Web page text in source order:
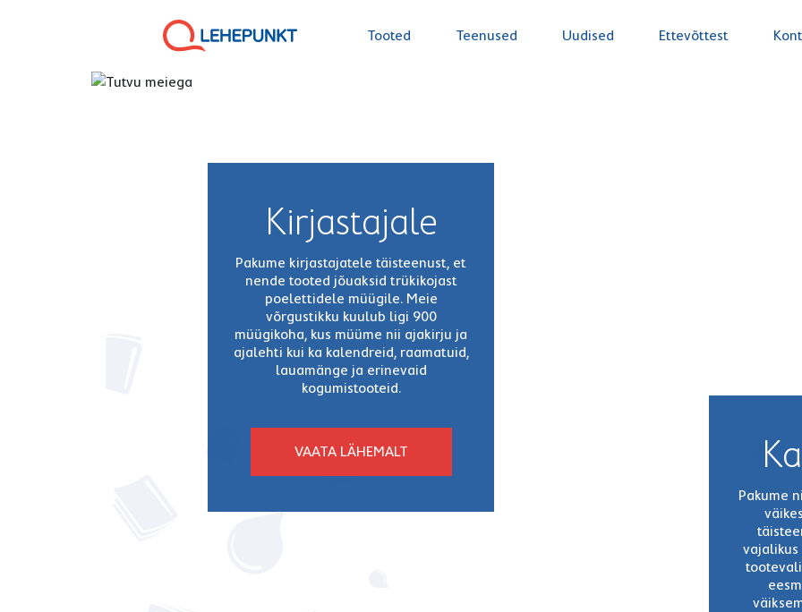
Tooted Teenused Uudised Ettevõttest
Oleme Sinu partnerid
trükikojast kaupluse letini
Kirjastajale
Pakume kirjastajatele täisteenust, et
nende tooted jõuaksid trükikojast
poelettidele müügile. Meie
võrgustikku kuulub ligi 900
müügikoha, kus müüme nii ajakirju ja
ajalehti kui ka kalendreid, raamatuid,
lauamänge ja erinevaid
kogumistooteid.
VAATA LÄHEMALT
Pakume
vajalikus